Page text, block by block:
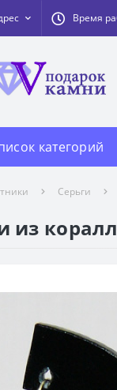
Время
категорий
Серьги
из